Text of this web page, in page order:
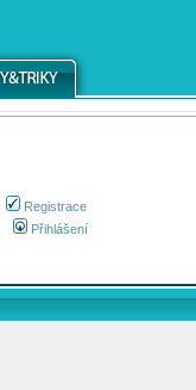
Registrace
Přihlášení